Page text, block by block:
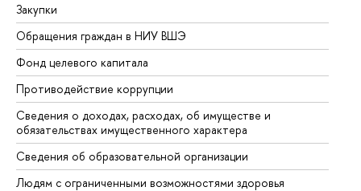
Закупки
Обращения граждан в НИУ ВШЭ
Фонд целевого капитала
Противодействие коррупции
Сведения о доходах, расходах, об имуществе и
обязательствах имущественного характера
Сведения об образовательной организации
Людям с ограниченными возможностями здоровья